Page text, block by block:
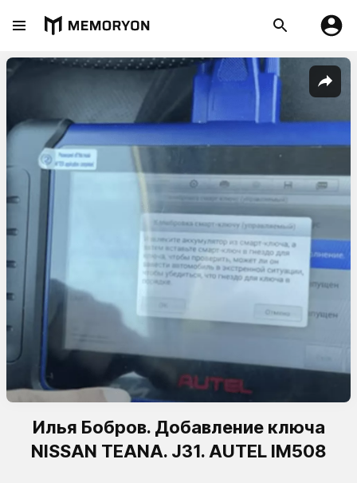
Илья Бобров. Добавление ключа
NISSAN TEANA. J31. AUTEL IM508